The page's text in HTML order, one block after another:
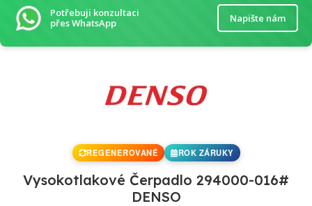
Potřebuji konzultaci
přes WhatsApp
Napište nám
REGENEROVANÉ ROK ZÁRUKY
Vysokotlakové Čerpadlo 294000-016#
DENSO